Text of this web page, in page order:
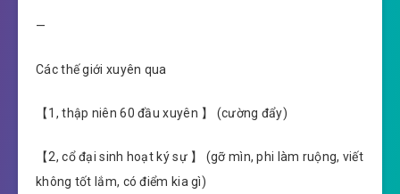
—
Các thế giới xuyên qua
【1, thập niên 60 đầu xuyên 】 (cường đẩy)
【2, cổ đại sinh hoạt ký sự 】 (gỡ mìn, phi làm ruộng, viết
không tốt lắm, có điểm kia gì)